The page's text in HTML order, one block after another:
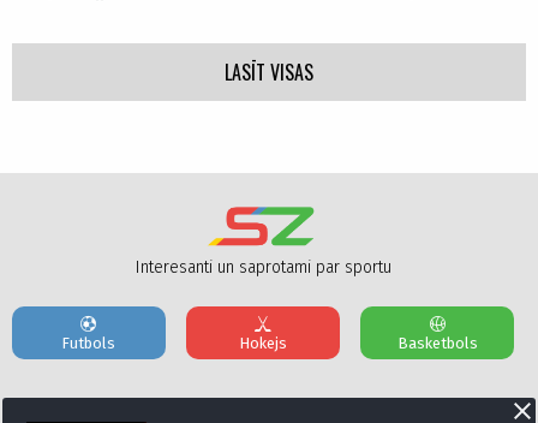
LASĪT VISAS
Interesanti un saprotami par sportu
Futbols Hokejs Basketbols